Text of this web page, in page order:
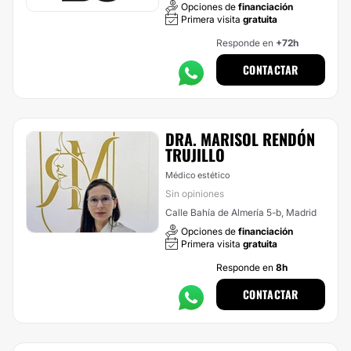
Opciones de financiación
Primera visita gratuita
Responde en +72h
CONTACTAR
DRA. MARISOL RENDÓN
TRUJILLO
Médico estético
Sin opiniones
Calle Bahía de Almería 5-b, Madrid
Opciones de financiación
Primera visita gratuita
Responde en 8h
CONTACTAR